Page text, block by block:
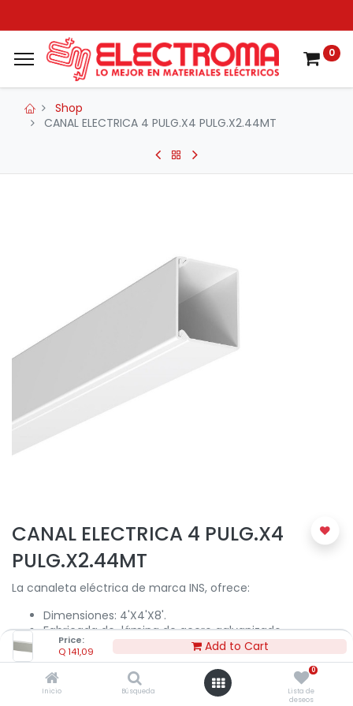
Price:
Q141,09 Add to Cart
Inicio Búsqueda
0
Lista de
deseos
0
Shop
CANAL ELECTRICA 4 PULG.X4 PULG.X2.44MT
CANAL ELECTRICA 4 PULG.X4
PULG.X2.44MT
La canaleta eléctrica de marca INS, ofrece:
Dimensiones: 4'X4'X8'.
Fabricada de lámina de acero galvanizado.
Para uso exterior.
Este canal sirve para alojar conductores eléctricos
donde se requiera ventilación para los mismos